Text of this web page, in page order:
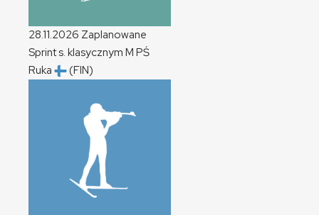
28.11.2026 Zaplanowane
Sprint s. klasycznym M PŚ
Ruka
(FIN)